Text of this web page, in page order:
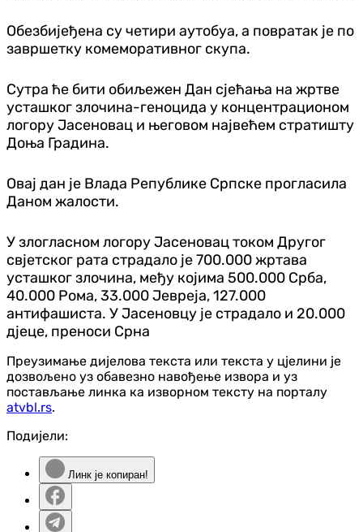
Обезбијеђена су четири аутобуа, а повратак је по
завршетку комеморативног скупа.
Сутра ће бити обиљежен Дан сјећања на жртве
усташког злочина-геноцида у концентрационом
логору Јасеновац и његовом највећем стратишту
Доња Градина.
Овај дан је Влада Републике Српске прогласила
Даном жалости.
У злогласном логору Јасеновац током Другог
свјетског рата страдало је 700.000 жртава
усташког злочина, међу којима 500.000 Срба,
40.000 Рома, 33.000 Јевреја, 127.000
антифашиста. У Јасеновцу је страдало и 20.000
д‌јеце, преноси Срна
Преузимање дијелова текста или текста у цјелини је
дозвољено уз обавезно навођење извора и уз
постављање линка ка изворном тексту на порталу
atvbl.rs.
Подијели:
Линк је копиран!